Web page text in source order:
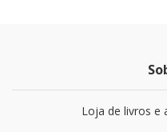
Loja de livros e